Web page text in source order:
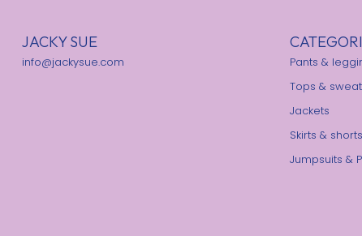
JACKY SUE
info@jackysue.com
Pants &
Tops &
Jackets
Skirts & shorts
Jumpsuits &